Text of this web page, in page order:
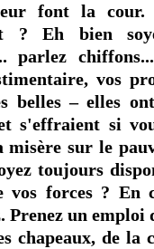
font la cour.
? Eh bien
parlez
vos
belles – elles
s'effraient si
misère sur le
toujours
vos forces ? En
un emploi
chapeaux, de la